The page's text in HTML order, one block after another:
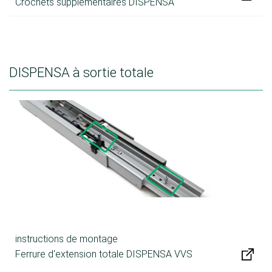
DISPENSA à sortie totale
instructions de montage
Ferrure d'extension totale DISPENSA VVS